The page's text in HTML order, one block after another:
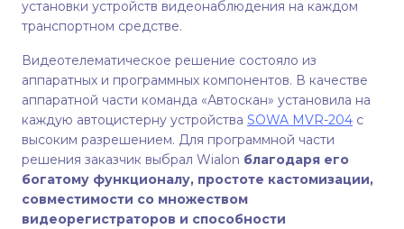
установки устройств видеонаблюдения на каждом
транспортном средстве.
Видеотелематическое решение состояло из
аппаратных и программных компонентов. В качестве
аппаратной части команда «Автоскан» установила на
каждую автоцистерну устройства SOWA MVR-204 с
высоким разрешением. Для программной части
решения заказчик выбрал Wialon благодаря его
богатому функционалу, простоте кастомизации,
совместимости со множеством
видеорегистраторов и способности